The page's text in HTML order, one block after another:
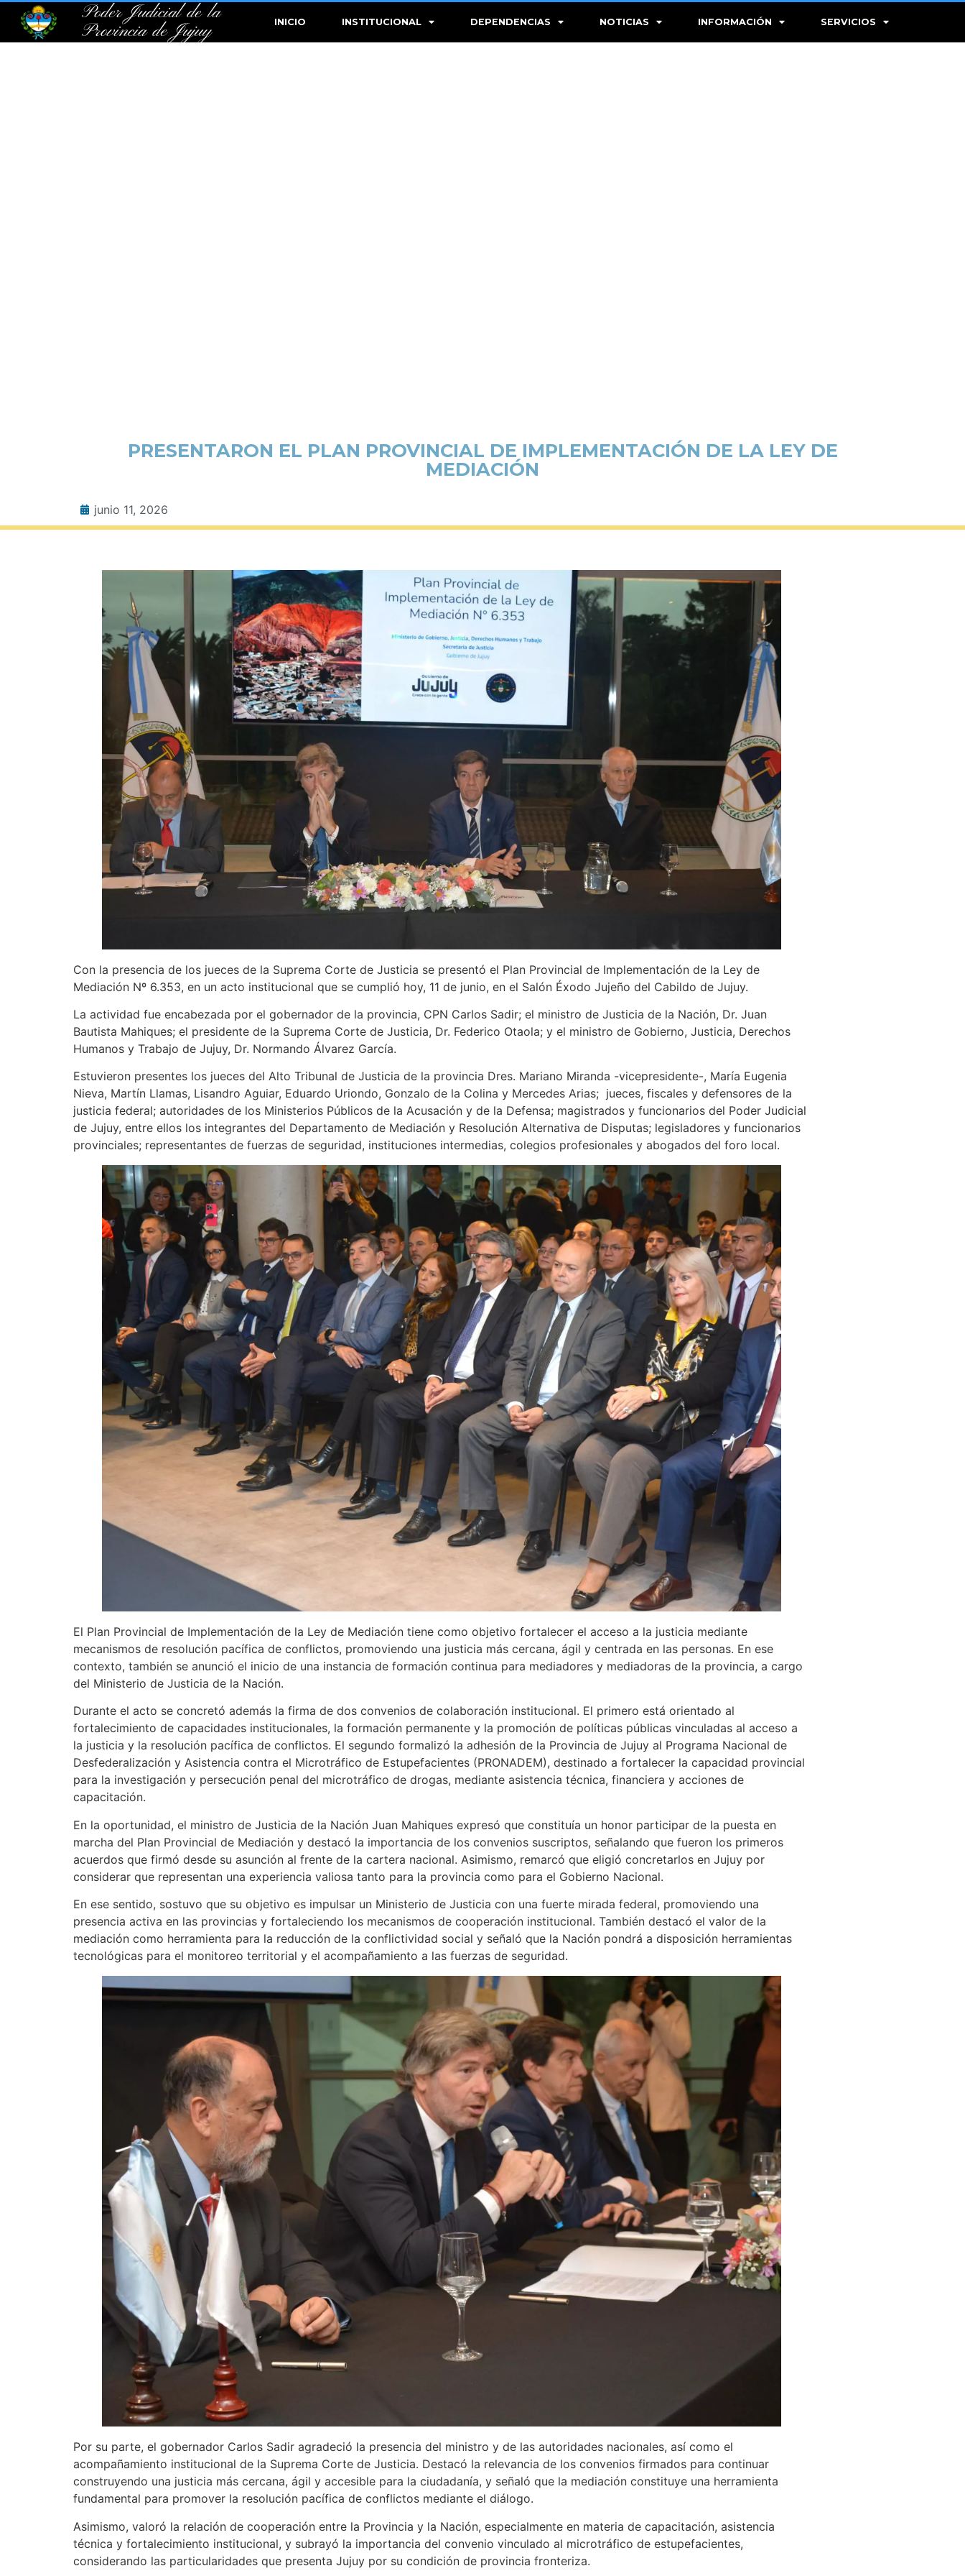
Poder Judicial de la
Provincia de Jujuy
INICIO INSTITUCIONAL DEPENDENCIAS NOTICIAS INFORMACIÓN SERVICIOS
PRESENTARON EL PLAN PROVINCIAL DE IMPLEMENTACIÓN DE LA LEY DE
MEDIACIÓN
junio 11, 2026
Con la presencia de los jueces de la Suprema Corte de Justicia se presentó el Plan Provincial de Implementación de la Ley de
Mediación Nº 6.353, en un acto institucional que se cumplió hoy, 11 de junio, en el Salón Éxodo Jujeño del Cabildo de Jujuy.
La actividad fue encabezada por el gobernador de la provincia, CPN Carlos Sadir; el ministro de Justicia de la Nación, Dr. Juan
Bautista Mahiques; el presidente de la Suprema Corte de Justicia, Dr. Federico Otaola; y el ministro de Gobierno, Justicia, Derechos
Humanos y Trabajo de Jujuy, Dr. Normando Álvarez García.
Estuvieron presentes los jueces del Alto Tribunal de Justicia de la provincia Dres. Mariano Miranda -vicepresidente-, María Eugenia
Nieva, Martín Llamas, Lisandro Aguiar, Eduardo Uriondo, Gonzalo de la Colina y Mercedes Arias; jueces, fiscales y defensores de la
justicia federal; autoridades de los Ministerios Públicos de la Acusación y de la Defensa; magistrados y funcionarios del Poder Judicial
de Jujuy, entre ellos los integrantes del Departamento de Mediación y Resolución Alternativa de Disputas; legisladores y funcionarios
provinciales; representantes de fuerzas de seguridad, instituciones intermedias, colegios profesionales y abogados del foro local.
El Plan Provincial de Implementación de la Ley de Mediación tiene como objetivo fortalecer el acceso a la justicia mediante
mecanismos de resolución pacífica de conflictos, promoviendo una justicia más cercana, ágil y centrada en las personas. En ese
contexto, también se anunció el inicio de una instancia de formación continua para mediadores y mediadoras de la provincia, a cargo
del Ministerio de Justicia de la Nación.
Durante el acto se concretó además la firma de dos convenios de colaboración institucional. El primero está orientado al
fortalecimiento de capacidades institucionales, la formación permanente y la promoción de políticas públicas vinculadas al acceso a
la justicia y la resolución pacífica de conflictos. El segundo formalizó la adhesión de la Provincia de Jujuy al Programa Nacional de
Desfederalización y Asistencia contra el Microtráfico de Estupefacientes (PRONADEM), destinado a fortalecer la capacidad provincial
para la investigación y persecución penal del microtráfico de drogas, mediante asistencia técnica, financiera y acciones de
capacitación.
En la oportunidad, el ministro de Justicia de la Nación Juan Mahiques expresó que constituía un honor participar de la puesta en
marcha del Plan Provincial de Mediación y destacó la importancia de los convenios suscriptos, señalando que fueron los primeros
acuerdos que firmó desde su asunción al frente de la cartera nacional. Asimismo, remarcó que eligió concretarlos en Jujuy por
considerar que representan una experiencia valiosa tanto para la provincia como para el Gobierno Nacional.
En ese sentido, sostuvo que su objetivo es impulsar un Ministerio de Justicia con una fuerte mirada federal, promoviendo una
presencia activa en las provincias y fortaleciendo los mecanismos de cooperación institucional. También destacó el valor de la
mediación como herramienta para la reducción de la conflictividad social y señaló que la Nación pondrá a disposición herramientas
tecnológicas para el monitoreo territorial y el acompañamiento a las fuerzas de seguridad.
Por su parte, el gobernador Carlos Sadir agradeció la presencia del ministro y de las autoridades nacionales, así como el
acompañamiento institucional de la Suprema Corte de Justicia. Destacó la relevancia de los convenios firmados para continuar
construyendo una justicia más cercana, ágil y accesible para la ciudadanía, y señaló que la mediación constituye una herramienta
fundamental para promover la resolución pacífica de conflictos mediante el diálogo.
Asimismo, valoró la relación de cooperación entre la Provincia y la Nación, especialmente en materia de capacitación, asistencia
técnica y fortalecimiento institucional, y subrayó la importancia del convenio vinculado al microtráfico de estupefacientes,
considerando las particularidades que presenta Jujuy por su condición de provincia fronteriza.